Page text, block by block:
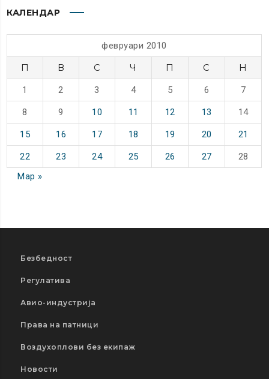
КАЛЕНДАР
февруари 2010
П В С Ч П С Н
1 2 3 4 5 6 7
8 9 10 11 12 13 14
15 16 17 18 19 20 21
22 23 24 25 26 27
28
Мар »
Безбедност
Регулатива
Авио-индустрија
Права на патници
Воздухоплови без екипаж
Новости